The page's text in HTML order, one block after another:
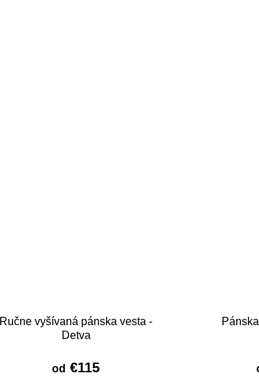
Ručne vyšívaná pánska vesta -
Detva
od €115